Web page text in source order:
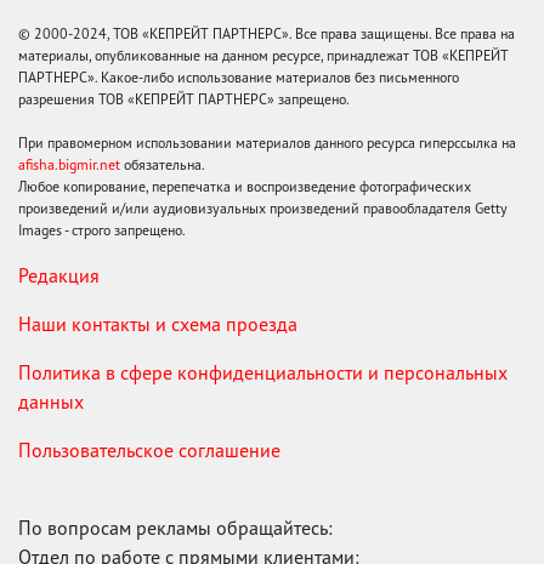
© 2000-2024, ТОВ «КЕПРЕЙТ ПАРТНЕРС». Все права защищены. Все права на
материалы, опубликованные на данном ресурсе, принадлежат ТОВ «КЕПРЕЙТ
ПАРТНЕРС». Какое-либо использование материалов без письменного
разрешения ТОВ «КЕПРЕЙТ ПАРТНЕРС» запрещено.
При правомерном использовании материалов данного ресурса гиперссылка на
afisha.bigmir.net обязательна.
Любое копирование, перепечатка и воспроизведение фотографических
произведений и/или аудиовизуальных произведений правообладателя Getty
Images - строго запрещено.
Редакция
Наши контакты и схема проезда
Политика в сфере конфиденциальности и персональных
данных
Пользовательское соглашение
По вопросам рекламы обращайтесь:
Отдел по работе с прямыми клиентами: